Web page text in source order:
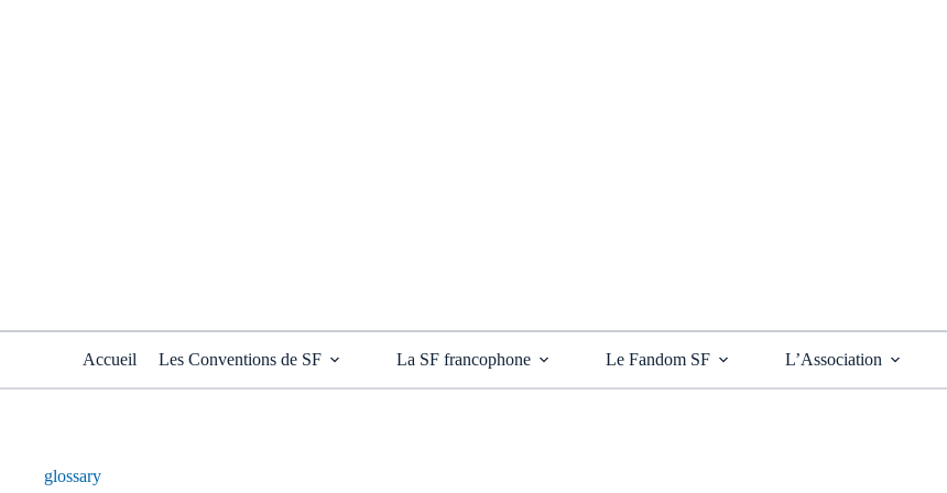
Accueil Les Conventions de SF La SF francophone Le Fandom SF L’Association
glossary